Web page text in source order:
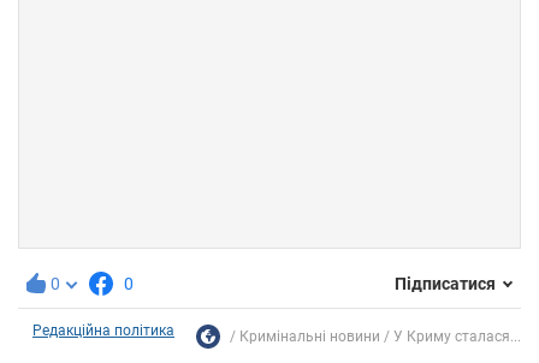
0 0 Підписатися
Редакційна політика Кримінальні новини У Криму сталася...